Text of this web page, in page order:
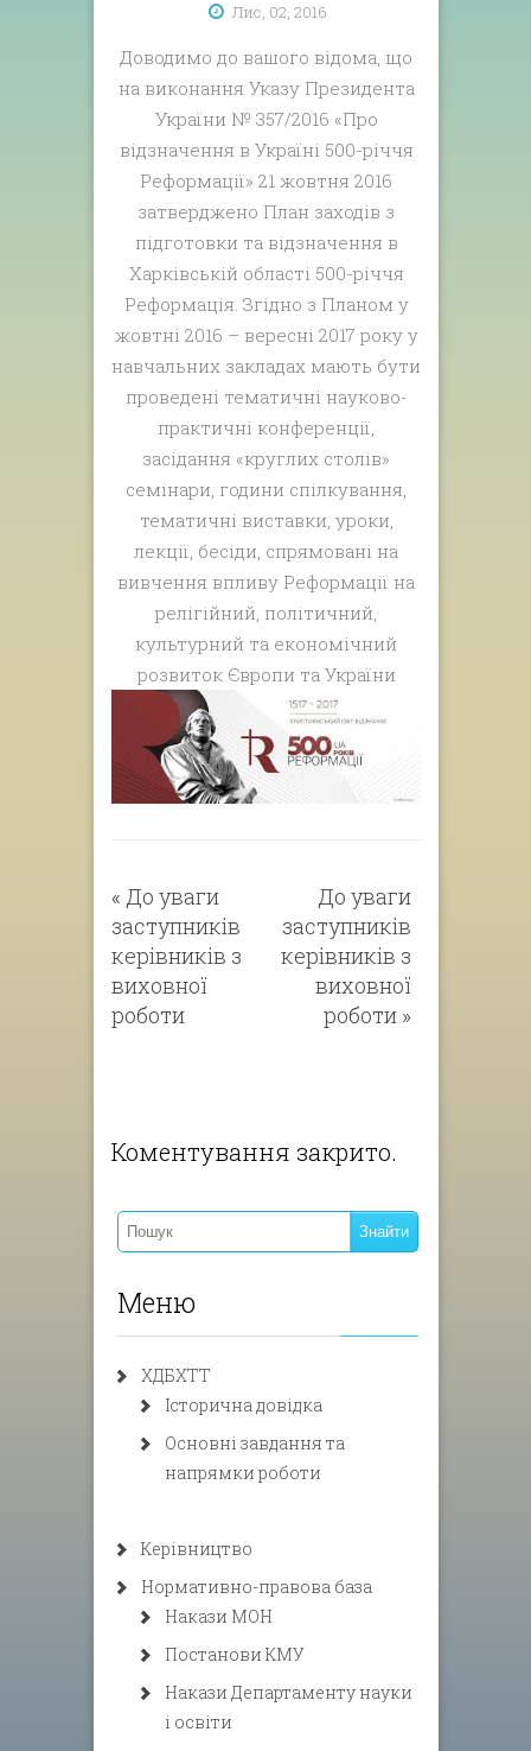
Лис, 02, 2016
Доводимо до вашого відома, що
на виконання Указу Президента
України № 357/2016 «Про
відзначення в Україні 500-річчя
Реформації» 21 жовтня 2016
затверджено План заходів з
підготовки та відзначення в
Харківській області 500-річчя
Реформація. Згідно з Планом у
жовтні 2016 – вересні 2017 року у
навчальних закладах мають бути
проведені тематичні науково-
практичні конференції,
засідання «круглих столів»
семінари, години спілкування,
тематичні виставки, уроки,
лекції, бесіди, спрямовані на
вивчення впливу Реформації на
релігійний, політичний,
культурний та економічний
розвиток Європи та України
« До уваги
заступників
керівників з
виховної
роботи
До уваги
заступників
керівників з
виховної
роботи »
Коментування закрито.
Меню
ХДБХТТ
Історична довідка
Основні завдання та
напрямки роботи
Керівництво
Нормативно-правова база
Накази МОН
Постанови КМУ
Накази Департаменту науки
і освіти